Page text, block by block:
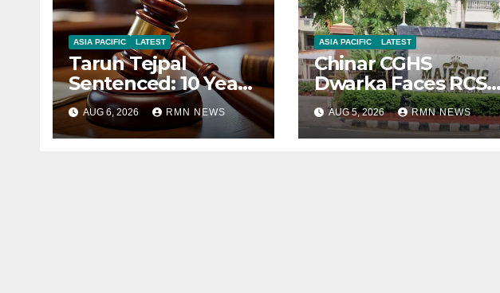
ASIA PACIFIC LATEST
Tarun Tejpal
Sentenced: 10 Years
for Tehelka
Founder
AUG 6, 2026 RMN NEWS
ASIA PACIFIC LATEST
Chinar CGHS
Dwarka Faces RCS
Corruption Inquiry
AUG 5, 2026 RMN NEWS